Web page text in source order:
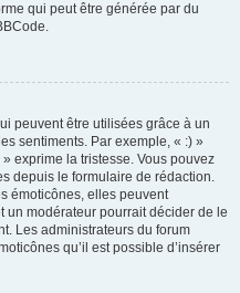
qui peut être générée par du
peuvent être utilisées grâce à un
sentiments. Par exemple, « :) »
exprime la tristesse. Vous pouvez
depuis le formulaire de rédaction.
émoticônes, elles peuvent
modérateur pourrait décider de le
Les administrateurs du forum
qu’il est possible d’insérer